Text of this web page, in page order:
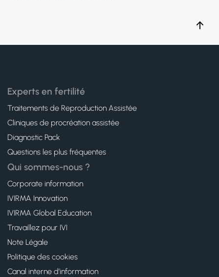
Experts en fertilité
Traitements de Reproduction Assistée
Cliniques de procréation assistée
Diagnostic Pack
Questions les plus fréquentes
Qui sommes-nous ?
Corporate information
IVIRMA Innovation
IVIRMA Global Education
Travaillez pour IVI
Note Légale
Politique des cookies
Canal interne d’information